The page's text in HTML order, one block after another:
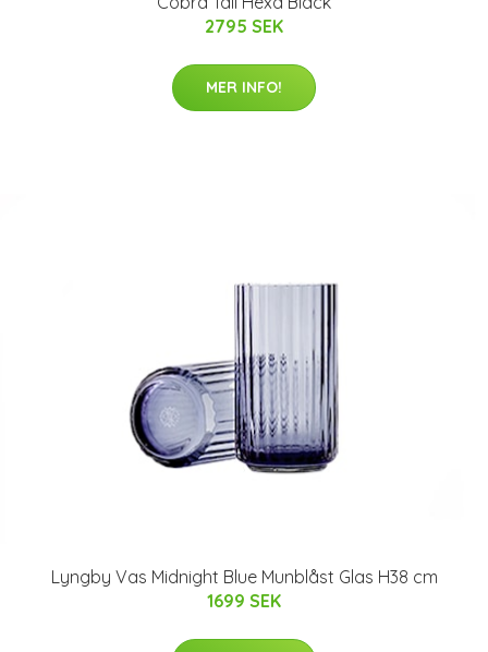
2795 SEK
MER INFO!
Lyngby Vas Midnight Blue Munblåst Glas H38 cm
1699 SEK